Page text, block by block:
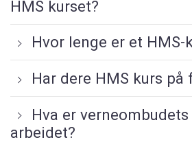
HMS kurset?
Hvor lenge er et HMS-
Har dere HMS kurs på
Hva er
arbeidet?